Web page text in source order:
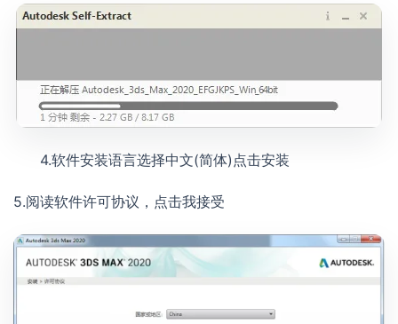
4.软件安装语言选择中文(简体)点击安装
5.阅读软件许可协议，点击我接受